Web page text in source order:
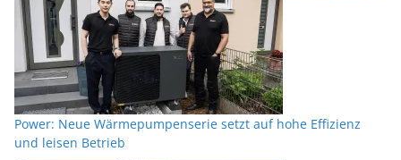
Power: Neue Wärmepumpenserie setzt auf hohe Effizienz
und leisen Betrieb